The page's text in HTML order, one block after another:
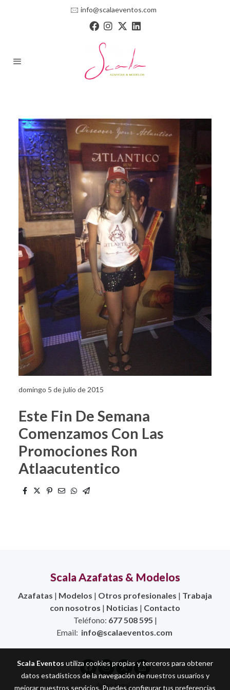
🖂 info@scalaeventos.com
domingo 5 de julio de 2015
Este Fin De Semana
Comenzamos Con Las
Promociones Ron
Atlaacutentico
Scala Azafatas & Modelos
Azafatas | Modelos | Otros profesionales | Trabaja
con nosotros | Noticias | Contacto
Teléfono: 677 508 595 |
Email: info@scalaeventos.com
Aviso legal
Scala Eventos utiliza cookies propias y terceros para obtener
datos estadísticos de la navegación de nuestros usuarios y
mejorar nuestros servicios. Puedes configurar tus preferencias